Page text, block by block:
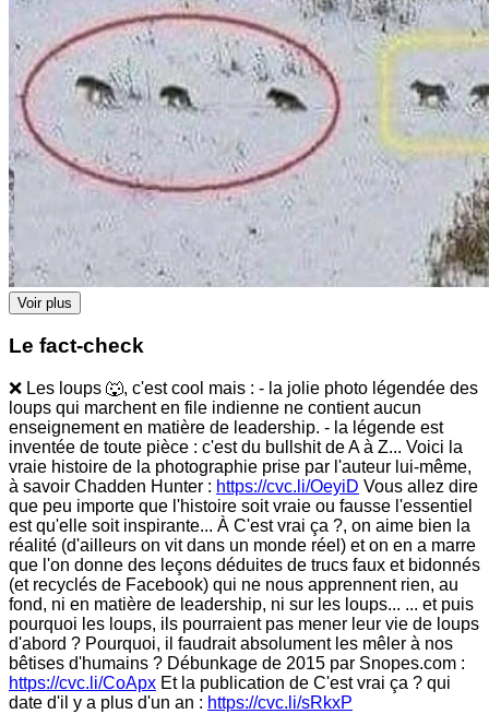
Voir plus
Le fact-check
❌ Les loups 🐺, c'est cool mais : - la jolie photo légendée des
loups qui marchent en file indienne ne contient aucun
enseignement en matière de leadership. - la légende est
inventée de toute pièce : c'est du bullshit de A à Z... Voici la
vraie histoire de la photographie prise par l'auteur lui-même,
à savoir Chadden Hunter : https://cvc.li/OeyiD Vous allez dire
que peu importe que l'histoire soit vraie ou fausse l'essentiel
est qu'elle soit inspirante... À C'est vrai ça ?, on aime bien la
réalité (d'ailleurs on vit dans un monde réel) et on en a marre
que l'on donne des leçons déduites de trucs faux et bidonnés
(et recyclés de Facebook) qui ne nous apprennent rien, au
fond, ni en matière de leadership, ni sur les loups... ... et puis
pourquoi les loups, ils pourraient pas mener leur vie de loups
d'abord ? Pourquoi, il faudrait absolument les mêler à nos
bêtises d'humains ? Débunkage de 2015 par Snopes.com :
https://cvc.li/CoApx Et la publication de C'est vrai ça ? qui
date d'il y a plus d'un an : https://cvc.li/sRkxP